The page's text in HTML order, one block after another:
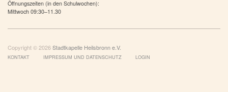
Öffnungszeiten (in den Schulwochen):
Mittwoch 09:30–11.30
Copyright © 2026Stadtkapelle Heilsbronn e.V.
KONTAKT IMPRESSUM UND DATENSCHUTZ LOGIN